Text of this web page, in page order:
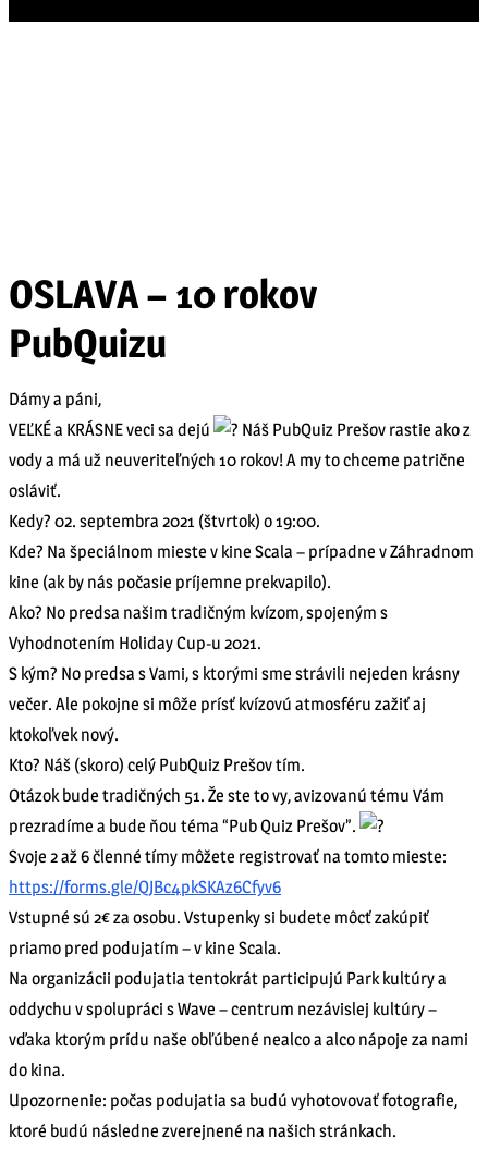
OSLAVA – 10 rokov
PubQuizu
Dámy a páni,
VEĽKÉ a KRÁSNE veci sa dejú
Náš PubQuiz Prešov rastie ako z
vody a má už neuveriteľných 10 rokov! A my to chceme patrične
osláviť.
Kedy? 02. septembra 2021 (štvrtok) o 19:00.
Kde? Na špeciálnom mieste v kine Scala – prípadne v Záhradnom
kine (ak by nás počasie príjemne prekvapilo).
Ako? No predsa našim tradičným kvízom, spojeným s
Vyhodnotením Holiday Cup-u 2021.
S kým? No predsa s Vami, s ktorými sme strávili nejeden krásny
večer. Ale pokojne si môže prísť kvízovú atmosféru zažiť aj
ktokoľvek nový.
Kto? Náš (skoro) celý PubQuiz Prešov tím.
Otázok bude tradičných 51. Že ste to vy, avizovanú tému Vám
prezradíme a bude ňou téma “Pub Quiz Prešov”.
Svoje 2 až 6 členné tímy môžete registrovať na tomto mieste:
https://forms.gle/QJBc4pkSKAz6Cfyv6
Vstupné sú 2€ za osobu. Vstupenky si budete môcť zakúpiť
priamo pred podujatím – v kine Scala.
Na organizácii podujatia tentokrát participujú Park kultúry a
oddychu v spolupráci s Wave – centrum nezávislej kultúry –
vďaka ktorým prídu naše obľúbené nealco a alco nápoje za nami
do kina.
Upozornenie: počas podujatia sa budú vyhotovovať fotografie,
ktoré budú následne zverejnené na našich stránkach.